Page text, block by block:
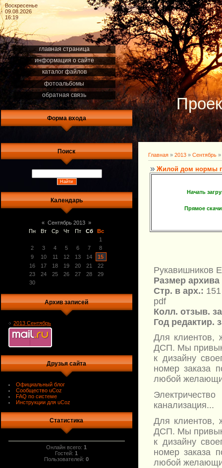
Воскресенье
09.08.2026
16:19
главная страница
информация о сайте
каталог файлов
фотоальбомы
обратная связь
Форма входа
Поиск
Календарь
« Сентябрь 2013 »
Пн
Вт Ср Чт Пт Сб
Вс
1
2
3 4 5 6 7
8
9
10 11 12 13 14
15
16
17 18 19 20 21
22
23
24 25 26 27 28
29
30
Архив записей
2013 Сентябрь
Друзья сайта
Официальный блог
Сообщество uCoz
FAQ по системе
Инструкции для uCoz
Статистика
Онлайн всего:1
Гостей:1
Пользователей:0
Главная » 2013 » Сентябрь »
Жилой дом нормы
Начать
Прямое
Рукавишников
Размер архива
Стр. в арх.:
pdf
Колл. отзыв.
Год редактир.
Для клиентов,
ДСП. Мы
к дизайну
номер заказа
любой
канализация...
Для клиентов,
ДСП. Мы
к дизайну
номер заказа
любой